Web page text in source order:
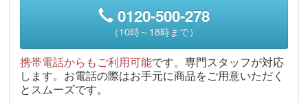
0120-500-278
（10時～18時まで）
携帯電話からもご利用可能です。専門スタッフが対応
します。お電話の際はお手元に商品をご用意いただく
とスムーズです。